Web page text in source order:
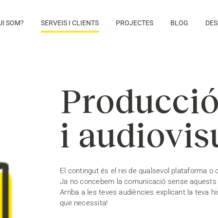
SOM? SERVEIS I CLIENTS PROJECTES BLOG
i
El contingut és el rei de qualsevol plataforma
Ja no concebem la comunicació sense
Arriba a les teves audiències explicant la teva
que necessita!